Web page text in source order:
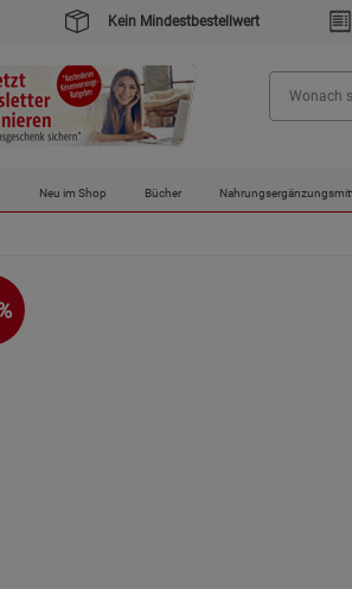
Kein Mindestbestellwert
Neu im Shop Bücher
Inverter-Stromgenerator HY4500SEi D Max.